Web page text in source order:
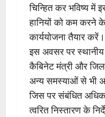
चिन्हित कर भविष्य में
हानियों को कम करने
कार्ययोजना तैयार करें।
इस अवसर पर
कैबिनेट मंत्री और
अन्य समस्याओं से भी
जिस पर संबंधित
त्वरित निस्तारण के